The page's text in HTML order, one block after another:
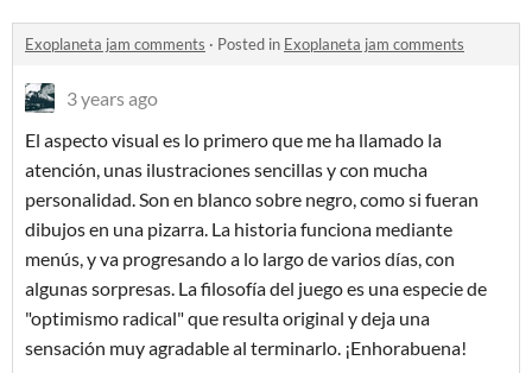
Exoplaneta jam comments · Posted in Exoplaneta jam comments
3 years ago
El aspecto visual es lo primero que me ha llamado la
atención, unas ilustraciones sencillas y con mucha
personalidad. Son en blanco sobre negro, como si fueran
dibujos en una pizarra. La historia funciona mediante
menús, y va progresando a lo largo de varios días, con
algunas sorpresas. La filosofía del juego es una especie de
"optimismo radical" que resulta original y deja una
sensación muy agradable al terminarlo. ¡Enhorabuena!